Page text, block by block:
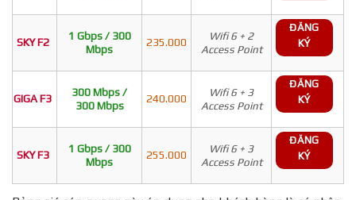
SKY F2
1 Gbps / 300
Mbps
235.000
Wifi 6 + 2
Access Point
ĐĂNG
KÝ
GIGA F3
300 Mbps /
300 Mbps
240.000
Wifi 6 + 3
Access Point
ĐĂNG
KÝ
SKY F3
1 Gbps / 300
Mbps
255.000
Wifi 6 + 3
Access Point
ĐĂNG
KÝ